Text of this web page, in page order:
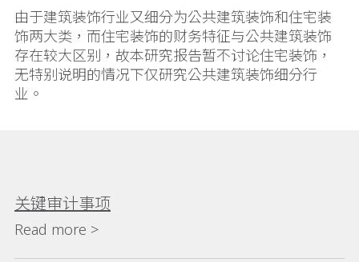
由于建筑装饰行业又细分为公共建筑装饰和住宅装
饰两大类，而住宅装饰的财务特征与公共建筑装饰
存在较大区别，故本研究报告暂不讨论住宅装饰，
无特别说明的情况下仅研究公共建筑装饰细分行
业。
关键审计事项
Read more >